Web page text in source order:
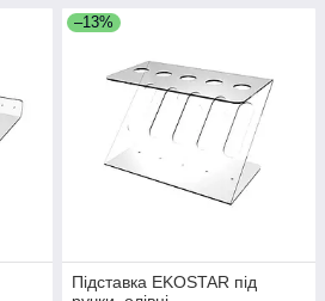
–13%
Підставка EKOSTAR під